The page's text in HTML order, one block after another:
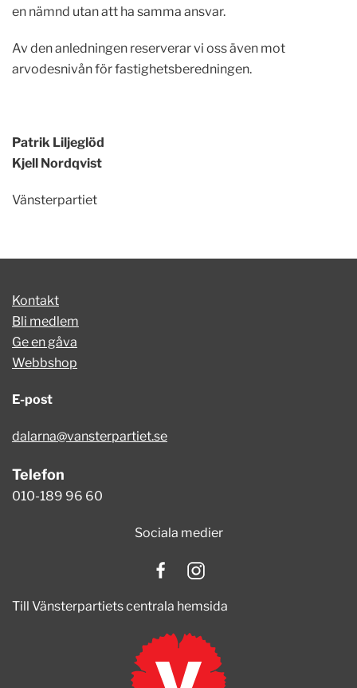
en nämnd utan att ha samma ansvar.
Av den anledningen reserverar vi oss även mot
arvodesnivån för fastighetsberedningen.
Patrik Liljeglöd
Kjell Nordqvist
Vänsterpartiet
Kontakt
Bli medlem
Ge en gåva
Webbshop
E-post
dalarna@vansterpartiet.se
Telefon
010-189 96 60
Sociala medier
Till Vänsterpartiets centrala hemsida